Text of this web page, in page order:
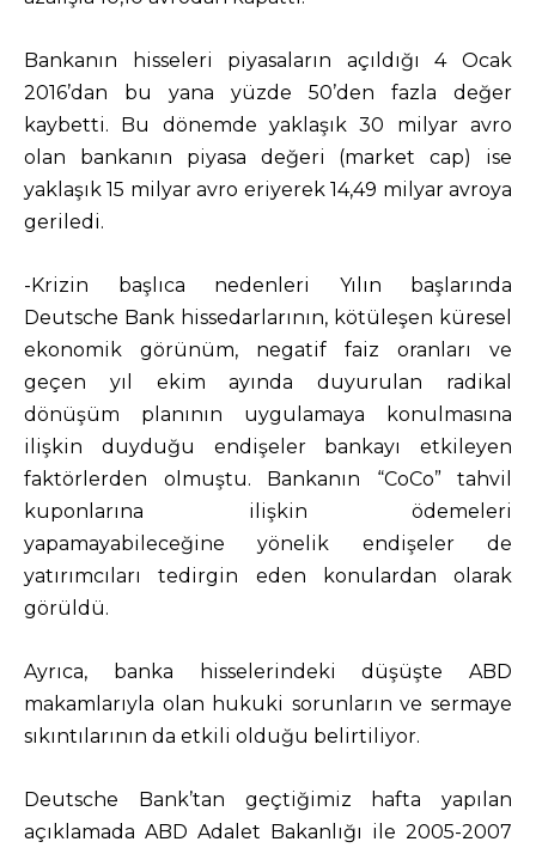
Bankanın hisseleri piyasaların açıldığı 4 Ocak
2016’dan bu yana yüzde 50’den fazla değer
kaybetti. Bu dönemde yaklaşık 30 milyar avro
olan bankanın piyasa değeri (market cap) ise
yaklaşık 15 milyar avro eriyerek 14,49 milyar avroya
geriledi.
-Krizin başlıca nedenleri Yılın başlarında
Deutsche Bank hissedarlarının, kötüleşen küresel
ekonomik görünüm, negatif faiz oranları ve
geçen yıl ekim ayında duyurulan radikal
dönüşüm planının uygulamaya konulmasına
ilişkin duyduğu endişeler bankayı etkileyen
faktörlerden olmuştu. Bankanın “CoCo” tahvil
kuponlarına ilişkin ödemeleri
yapamayabileceğine yönelik endişeler de
yatırımcıları tedirgin eden konulardan olarak
görüldü.
Ayrıca, banka hisselerindeki düşüşte ABD
makamlarıyla olan hukuki sorunların ve sermaye
sıkıntılarının da etkili olduğu belirtiliyor.
Deutsche Bank’tan geçtiğimiz hafta yapılan
açıklamada ABD Adalet Bakanlığı ile 2005-2007